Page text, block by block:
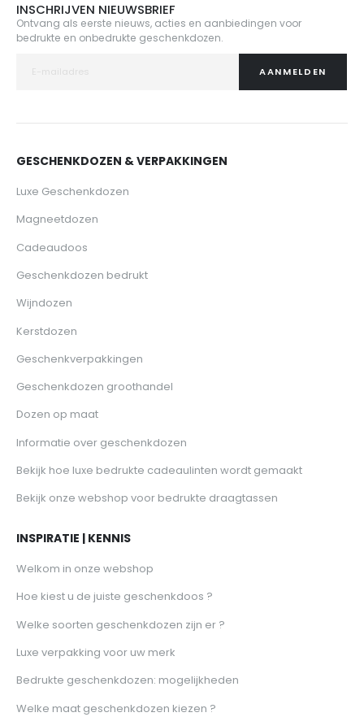
INSCHRIJVEN NIEUWSBRIEF
Ontvang als eerste nieuws, acties en aanbiedingen voor
bedrukte en onbedrukte geschenkdozen.
AANMELDEN
GESCHENKDOZEN & VERPAKKINGEN
Luxe Geschenkdozen
Magneetdozen
Cadeaudoos
Geschenkdozen bedrukt
Wijndozen
Kerstdozen
Geschenkverpakkingen
Geschenkdozen groothandel
Dozen op maat
Informatie over geschenkdozen
Bekijk hoe luxe bedrukte cadeaulinten wordt gemaakt
Bekijk onze webshop voor bedrukte draagtassen
INSPIRATIE | KENNIS
Welkom in onze webshop
Hoe kiest u de juiste geschenkdoos ?
Welke soorten geschenkdozen zijn er ?
Luxe verpakking voor uw merk
Bedrukte geschenkdozen: mogelijkheden
Welke maat geschenkdozen kiezen ?